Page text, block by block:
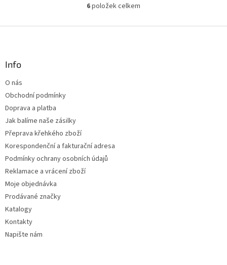
O
l
ý
6položek celkem
Info
O nás
Obchodní podmínky
Doprava a platba
Jak balíme naše zásilky
Přeprava křehkého zboží
Korespondenční a fakturační adresa
Podmínky ochrany osobních údajů
Reklamace a vrácení zboží
Moje objednávka
Prodávané značky
Katalogy
Kontakty
Napište nám